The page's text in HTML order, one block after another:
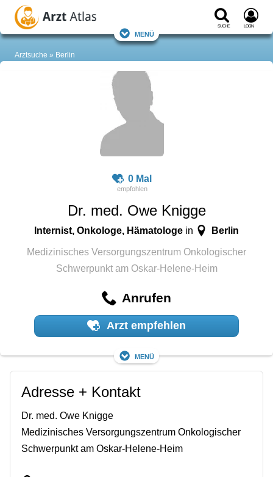
Suche Login
Menü
Arztsuche Berlin
0 Mal
Dr. med. Owe Knigge
Internist, Onkologe, Hämatologe in Berlin
Medizinisches Versorgungszentrum Onkologischer
Schwerpunkt am Oskar-Helene-Heim
Anrufen
Arzt empfehlen
Menü
Adresse + Kontakt
Dr. med. Owe Knigge
Medizinisches Versorgungszentrum Onkologischer
Schwerpunkt am Oskar-Helene-Heim